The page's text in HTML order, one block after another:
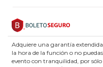
Adquiere una garantía
la hora de la función o no
evento con tranquilidad, por sólo